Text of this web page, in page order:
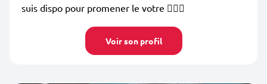
suis dispo pour promener le votre 🙆🏻‍♀️
Voir son profil